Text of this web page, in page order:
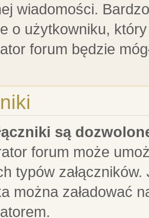
wiadomości.
o użytkowniku,
forum będzie
są
forum może
typów
można załadować